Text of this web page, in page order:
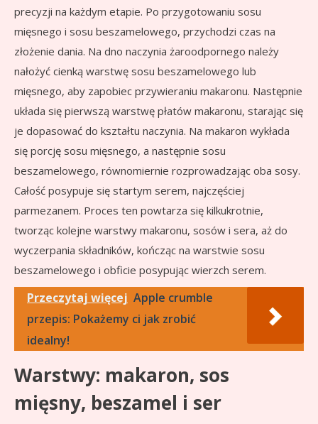
precyzji na każdym etapie. Po przygotowaniu sosu
mięsnego i sosu beszamelowego, przychodzi czas na
złożenie dania. Na dno naczynia żaroodpornego należy
nałożyć cienką warstwę sosu beszamelowego lub
mięsnego, aby zapobiec przywieraniu makaronu. Następnie
układa się pierwszą warstwę płatów makaronu, starając się
je dopasować do kształtu naczynia. Na makaron wykłada
się porcję sosu mięsnego, a następnie sosu
beszamelowego, równomiernie rozprowadzając oba sosy.
Całość posypuje się startym serem, najczęściej
parmezanem. Proces ten powtarza się kilkukrotnie,
tworząc kolejne warstwy makaronu, sosów i sera, aż do
wyczerpania składników, kończąc na warstwie sosu
beszamelowego i obficie posypując wierzch serem.
Przeczytaj więcej Apple crumble
przepis: Pokażemy ci jak zrobić
idealny!
Warstwy: makaron, sos
mięsny, beszamel i ser